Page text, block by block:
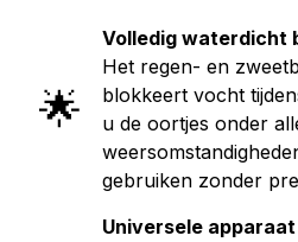
🌟
Volledig waterdicht
Het regen- en
blokkeert vocht
u de oortjes onder
gebruiken zonder
Universele